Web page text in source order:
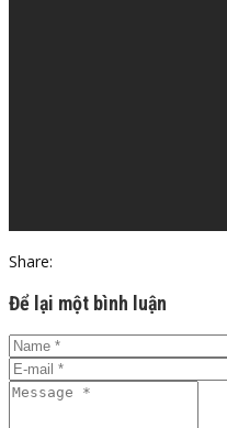
Share:
Để lại một bình luận